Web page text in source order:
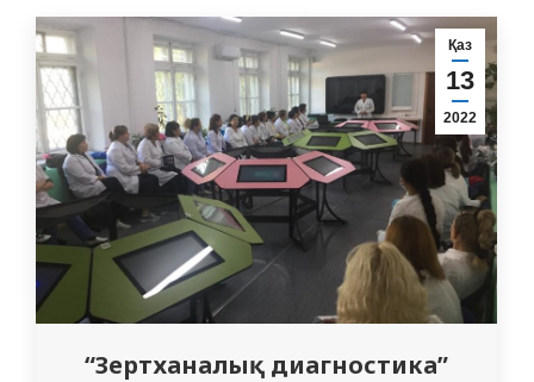
Қаз
13
2022
“Зертханалық диагностика”